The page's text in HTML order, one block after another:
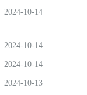
2024-10-14
2024-10-14
2024-10-14
2024-10-13